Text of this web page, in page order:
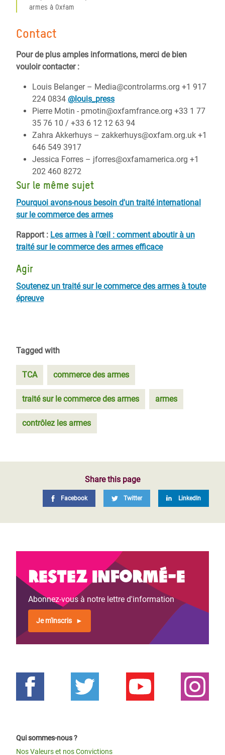
armes à Oxfam
Contact
Pour de plus amples informations, merci de bien
vouloir contacter :
Louis Belanger – Media@controlarms.org +1 917
224 0834 @louis_press
Pierre Motin - pmotin@oxfamfrance.org +33 1 77
35 76 10 / +33 6 12 12 63 94
Zahra Akkerhuys – zakkerhuys@oxfam.org.uk +1
646 549 3917
Jessica Forres – jforres@oxfamamerica.org +1
202 460 8272
Sur le même sujet
Pourquoi avons-nous besoin d'un traité international
sur le commerce des armes
Rapport : Les armes à l'œil : comment aboutir à un
traité sur le commerce des armes efficace
Agir
Soutenez un traité sur le commerce des armes à toute
épreuve
Tagged with
TCA commerce des armes
traité sur le commerce des armes armes
contrôlez les armes
Share this page
Facebook Twitter LinkedIn
Restez informé-e
Abonnez-vous à notre lettre d'information
Je m'inscris
Qui sommes-nous ?
Nos Valeurs et nos Convictions